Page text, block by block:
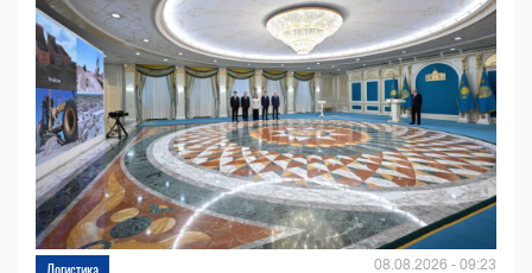
Логистика 08.08.2026 - 09:23